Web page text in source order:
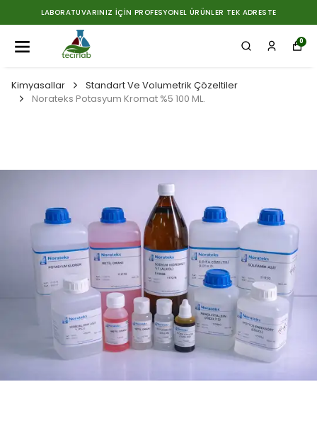
LABORATUVARINIZ İÇIN PROFESYONEL ÜRÜNLER TEK ADRESTE
0
Kimyasallar
Standart Ve Volumetrik Çözeltiler
Norateks Potasyum Kromat %5 100 ML.